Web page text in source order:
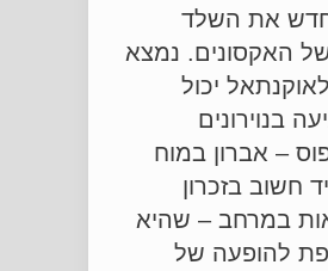
את השלד
האקסונים. נמצא
יכול
בנוירונים
– אברון במוח
חשוב בזכרון
במרחב – שהיא
להופעה של